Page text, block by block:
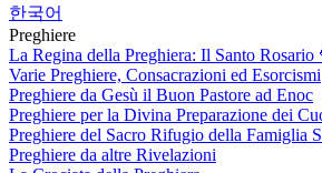
한국어
Preghiere
La Regina della Preghiera: Il Santo Rosario
Varie Preghiere, Consacrazioni ed Esorcismi
Preghiere da Gesù il Buon Pastore ad Enoc
Preghiere per la Divina Preparazione dei
Preghiere del Sacro Rifugio della Famiglia
Preghiere da altre Rivelazioni